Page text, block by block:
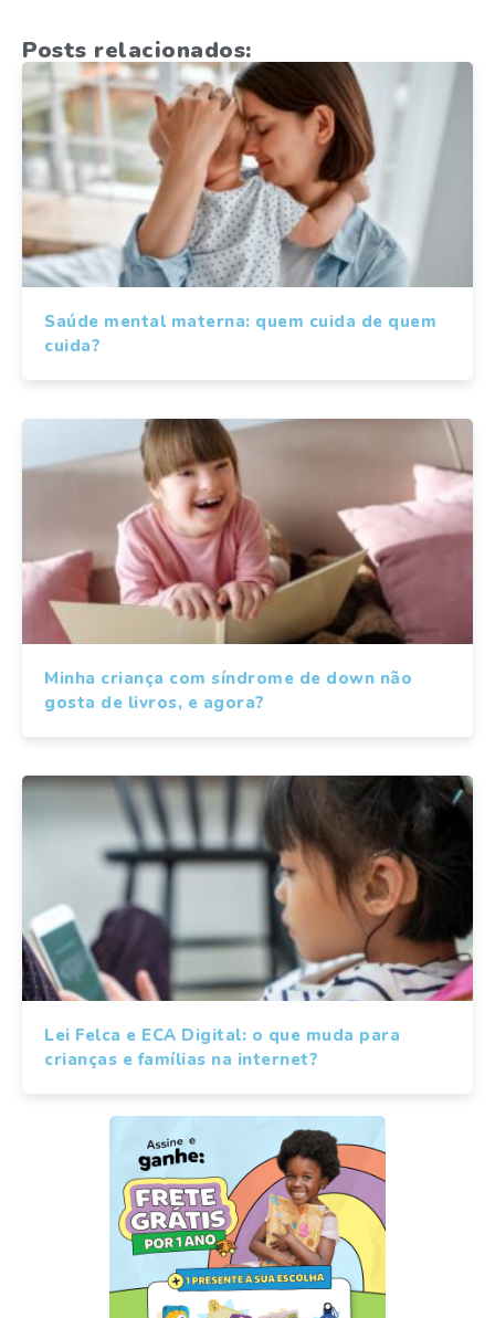
Posts relacionados:
Saúde mental materna: quem cuida de quem
cuida?
Minha criança com síndrome de down não
gosta de livros, e agora?
Lei Felca e ECA Digital: o que muda para
crianças e famílias na internet?